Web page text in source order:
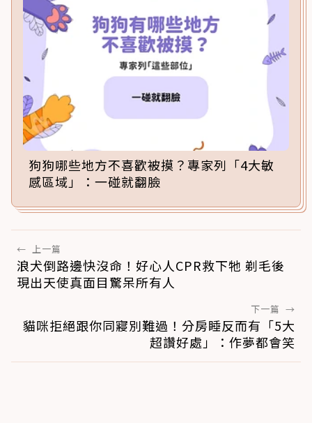
狗狗哪些地方不喜歡被摸？專家列「4大敏
感區域」：一碰就翻臉
← 上一篇
浪犬倒路邊快沒命！好心人CPR救下牠 剃毛後
現出天使真面目驚呆所有人
下一篇 →
貓咪拒絕跟你同寢別難過！分房睡反而有「5大
超讚好處」：作夢都會笑